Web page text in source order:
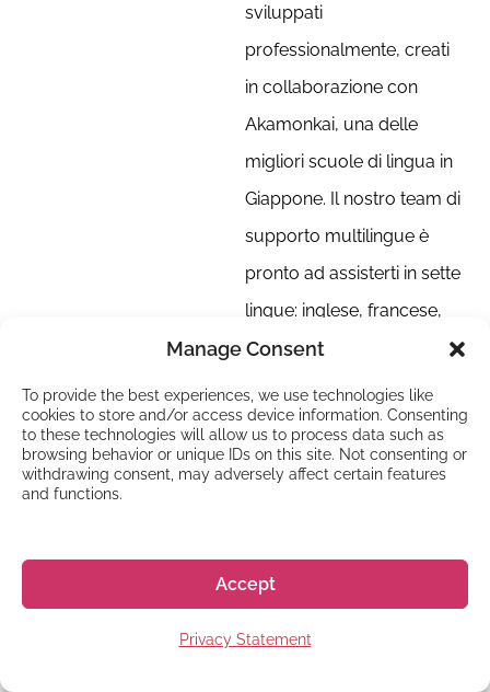
Manage Consent
To provide the best experiences, we use technologies like
cookies to store and/or access device information. Consenting
to these technologies will allow us to process data such as
browsing behavior or unique IDs on this site. Not consenting or
withdrawing consent, may adversely affect certain features
and functions.
Accept
Privacy Statement
sviluppati
professionalmente, creati
in collaborazione con
Akamonkai, una delle
migliori scuole di lingua in
Giappone. Il nostro team di
supporto multilingue è
pronto ad assisterti in sette
lingue: inglese, francese,
tedesco, italiano,
portoghese, spagnolo e
svedese.
Giappone significa
usufruire di un processo di